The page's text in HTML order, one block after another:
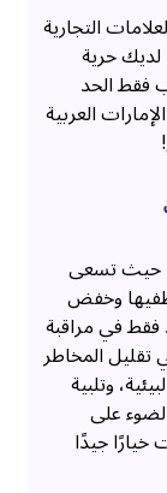
التجارية
لديك حرية
فقط الحد
العربية
حيث تسعى
وخفض
فقط في مراقبة
المخاطر
وتلبية
على
جيدًا